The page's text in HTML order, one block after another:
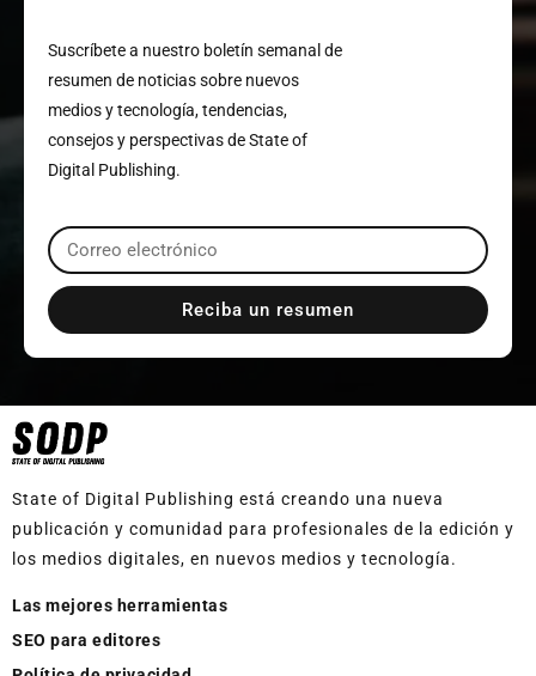
Suscríbete a nuestro boletín semanal de
resumen de noticias sobre nuevos
medios y tecnología, tendencias,
consejos y perspectivas de State of
Digital Publishing.
Reciba un resumen
State of Digital Publishing está creando una nueva
publicación y comunidad para profesionales de la edición y
los medios digitales, en nuevos medios y tecnología.
Las mejores herramientas
SEO para editores